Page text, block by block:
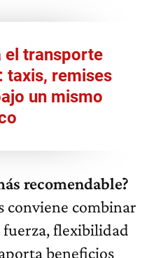
el transporte
taxis, remises
un mismo
recomendable?
conviene combinar
fuerza, flexibilidad
beneficios